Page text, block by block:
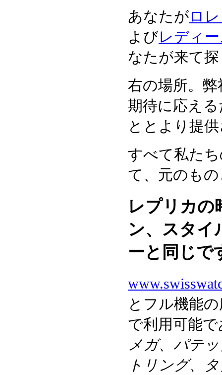
あなたがロ
よびレディ
なたが来て
右の場所。
期待に応え
ととより提
すべて私た
て、元のも
レプリカの
ン、スタイ
ーと同じで
とフル機能
で利用可能
メガ、パテ
トリング、